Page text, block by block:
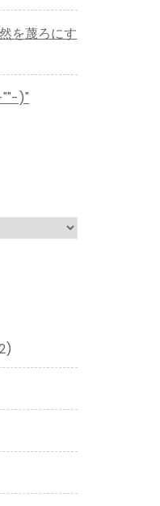
を蔑ろにす
""-)"